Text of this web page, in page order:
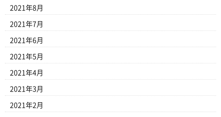
2021年8月
2021年7月
2021年6月
2021年5月
2021年4月
2021年3月
2021年2月